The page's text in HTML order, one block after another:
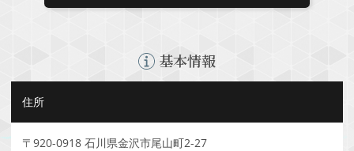
基本情報
住所
〒920-0918 石川県金沢市尾山町2-27